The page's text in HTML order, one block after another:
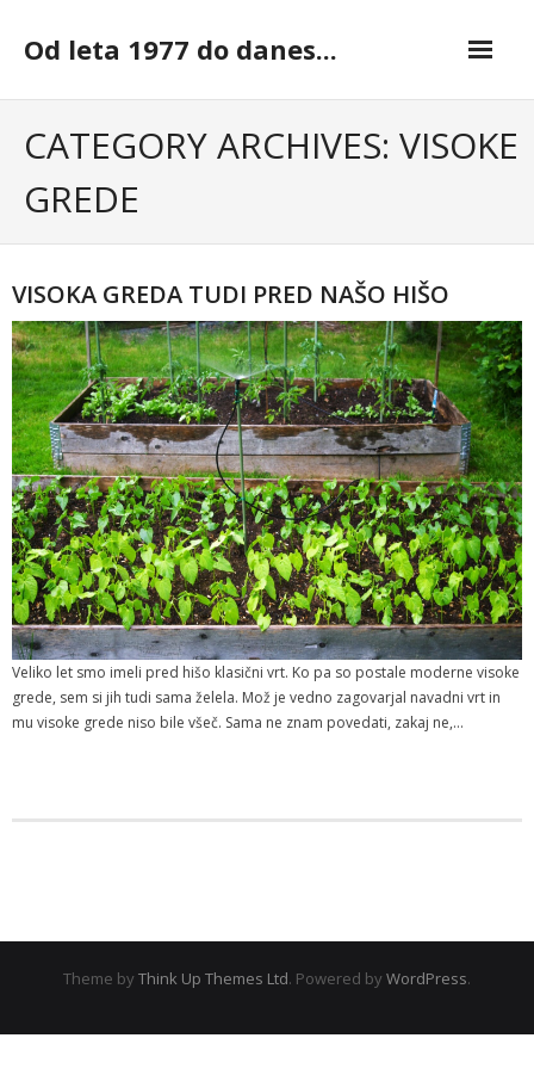
contentOd leta 1977 do danes...
CATEGORY ARCHIVES: VISOKE
GREDE
VISOKA GREDA TUDI PRED NAŠO HIŠO
Veliko let smo imeli pred hišo klasični vrt. Ko pa so postale moderne visoke
grede, sem si jih tudi sama želela. Mož je vedno zagovarjal navadni vrt in
mu visoke grede niso bile všeč. Sama ne znam povedati, zakaj ne,…
Theme by Think Up Themes Ltd. Powered by WordPress.